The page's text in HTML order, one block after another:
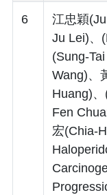
6
江忠穎
Ju Lei)、
(Sung-
Wang)、
Huang)
Fen
宏(Chia-